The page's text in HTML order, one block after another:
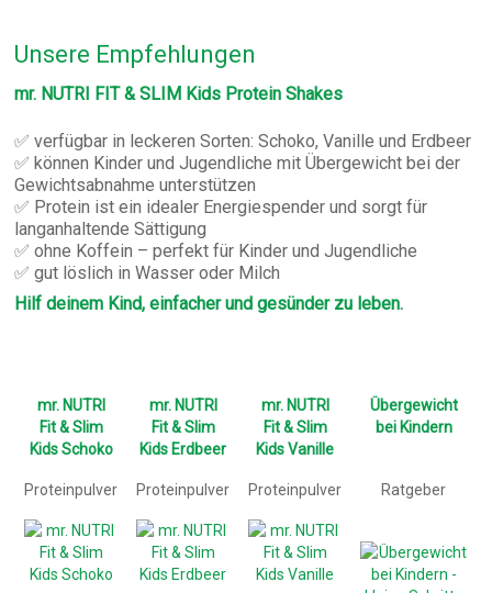
Unsere Empfehlungen
mr. NUTRI FIT & SLIM Kids Protein Shakes
✅ verfügbar in leckeren Sorten: Schoko, Vanille und Erdbeer
✅ können Kinder und Jugendliche mit Übergewicht bei der
Gewichtsabnahme unterstützen
✅ Protein ist ein idealer Energiespender und sorgt für
langanhaltende Sättigung
✅ ohne Koffein – perfekt für Kinder und Jugendliche
✅ gut löslich in Wasser oder Milch
Hilf deinem Kind, einfacher und gesünder zu leben.
mr. NUTRI
Fit & Slim
Kids Schoko
mr. NUTRI
Fit & Slim
Kids Erdbeer
mr. NUTRI
Fit & Slim
Kids Vanille
Übergewicht
bei Kindern
Proteinpulver Proteinpulver Proteinpulver Ratgeber